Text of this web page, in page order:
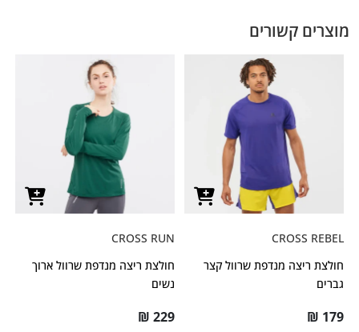
מוצרים קשורים
CROSS REBEL
חולצת ריצה מנדפת שרוול קצר
גברים
₪ 179
CROSS RUN
חולצת ריצה מנדפת שרוול ארוך
נשים
₪ 229